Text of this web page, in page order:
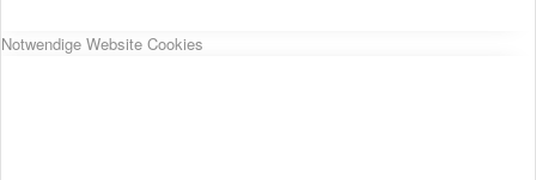
Notwendige Website Cookies